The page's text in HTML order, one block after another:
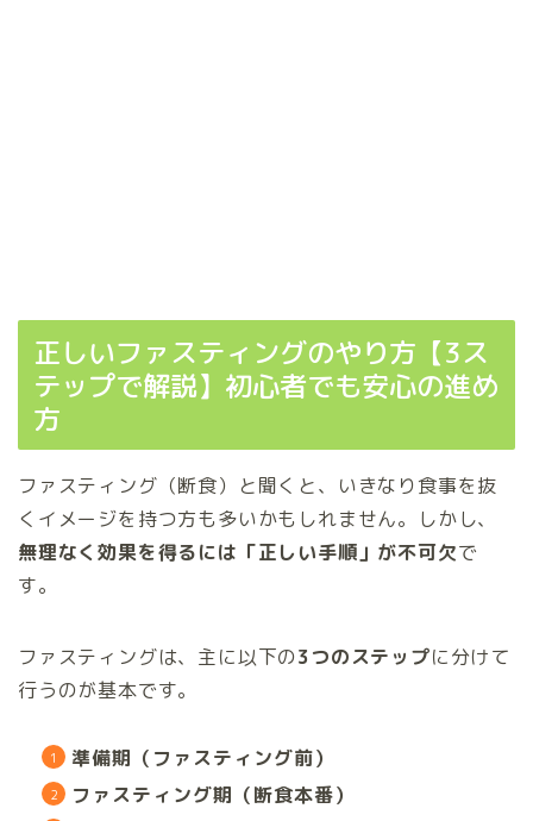
正しいファスティングのやり方【3ス
テップで解説】初心者でも安心の進め
方
ファスティング（断食）と聞くと、いきなり食事を抜
くイメージを持つ方も多いかもしれません。しかし、
無理なく効果を得るには「正しい手順」が不可欠で
す。
ファスティングは、主に以下の3つのステップに分けて
行うのが基本です。
準備期（ファスティング前）
ファスティング期（断食本番）